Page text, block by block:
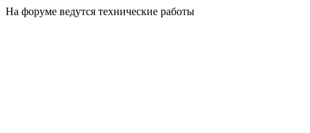
На форуме ведутся технические работы